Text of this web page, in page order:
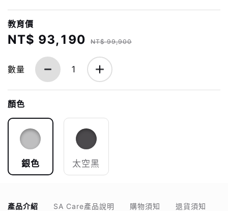
教育價
NT$ 93,190 NT$ 99,900
數量 1
顏色
銀色 太空黑
產品介紹 SA Care產品說明 購物須知 退貨須知